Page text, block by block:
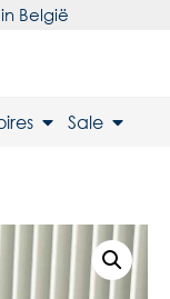
België
Sale